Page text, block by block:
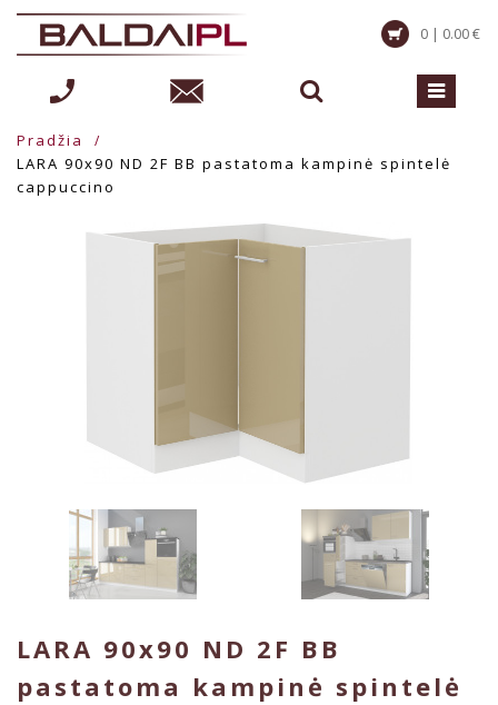
0 | 0.00 €
Pradžia
LARA 90x90 ND 2F BB pastatoma kampinė spintelė
cappuccino
LARA 90x90 ND 2F BB
pastatoma kampinė spintelė